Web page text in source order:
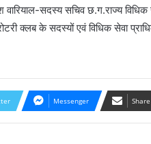
सदस्य सचिव छ.ग.राज्य विधिक
क्लब के सदस्यों एवं विधिक सेवा
Messenger